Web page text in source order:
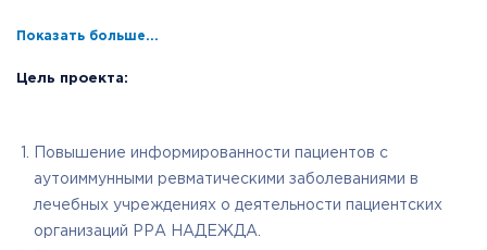
Показать больше...
Цель проекта:
Повышение информированности пациентов с
аутоиммунными ревматическими заболеваниями в
лечебных учреждениях о деятельности пациентских
организаций РРА НАДЕЖДА.